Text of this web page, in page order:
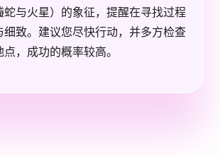
蛇与火星）的象征，提醒在寻找过程
细致。建议您尽快行动，并多方检查
，成功的概率较高。